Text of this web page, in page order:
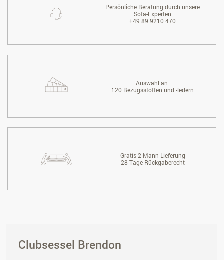
Persönliche Beratung durch unsere
Sofa-Experten
+49 89 9210 470
Auswahl an
120 Bezugsstoffen und -ledern
Gratis 2-Mann Lieferung
28 Tage Rückgaberecht
Clubsessel Brendon